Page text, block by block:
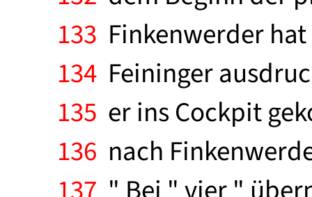
133 Finkenwerder
134 Feininger
135 er ins Cockpit
136 nach